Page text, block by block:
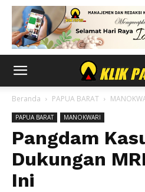
Beranda PAPUA BARAT
PAPUA BARAT MANOKWARI
Pangdam
Dukungan
Ini